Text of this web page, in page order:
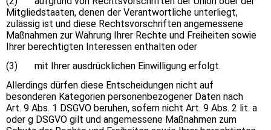
Mitgliedstaaten, denen der Verantwortliche unterliegt,
zulässig ist und diese Rechtsvorschriften angemessene
Maßnahmen zur Wahrung Ihrer Rechte und Freiheiten sowie
Ihrer berechtigten Interessen enthalten oder
(3) mit Ihrer ausdrücklichen Einwilligung erfolgt.
Allerdings dürfen diese Entscheidungen nicht auf
besonderen Kategorien personenbezogener Daten nach
Art. 9 Abs. 1 DSGVO beruhen, sofern nicht Art. 9 Abs. 2 lit. a
oder g DSGVO gilt und angemessene Maßnahmen zum